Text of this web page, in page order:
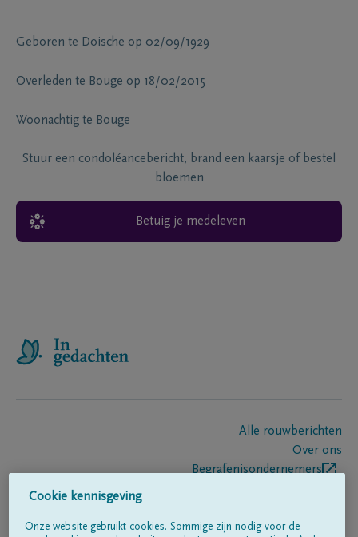
Geboren te Doische op 02/09/1929
Overleden te Bouge op 18/02/2015
Woonachtig te Bouge
Stuur een condoléancebericht, brand een kaarsje of bestel
bloemen
Betuig je medeleven
Alle rouwberichten
Over ons
Begrafenisondernemers
Cookie kennisgeving
Onze website gebruikt cookies. Sommige zijn nodig voor de